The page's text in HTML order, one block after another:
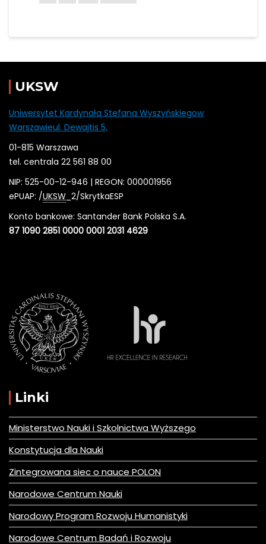
UKSW
Uniwersytet Kardynała Stefana Wyszyńskiegow
Warszawieul. Dewajtis 5,
01-815 Warszawa
tel. centrala 22 561 88 00
NIP: 525-00-12-946 | REGON: 000001956
ePUAP: /UKSW _2/SkrytkaESP
Konto bankowe: Santander Bank Polska S.A.
87 1090 2851 0000 0001 2031 4629
Linki
Ministerstwo Nauki i Szkolnictwa Wyższego
Konstytucja dla Nauki
Zintegrowana siec o nauce POLON
Narodowe Centrum Nauki
Narodowy Program Rozwoju Humanistyki
Narodowe Centrum Badań i Rozwoju